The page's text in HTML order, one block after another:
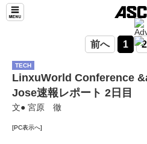
前へ 1 2
TECH
LinxuWorld Conference
Jose速報レポート 2日目
文● 宮原 徹
[PC表示へ]